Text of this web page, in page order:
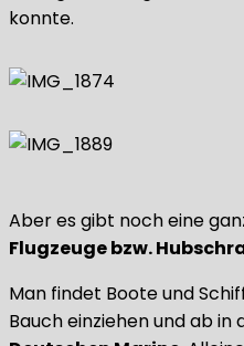
konnte.
Aber es gibt noch eine
Flugzeuge bzw.
Man findet Boote und
Bauch einziehen und ab in